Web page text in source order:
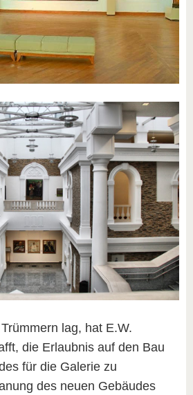
lag, hat E.W.
die Erlaubnis auf den Bau
für die Galerie zu
des neuen Gebäudes